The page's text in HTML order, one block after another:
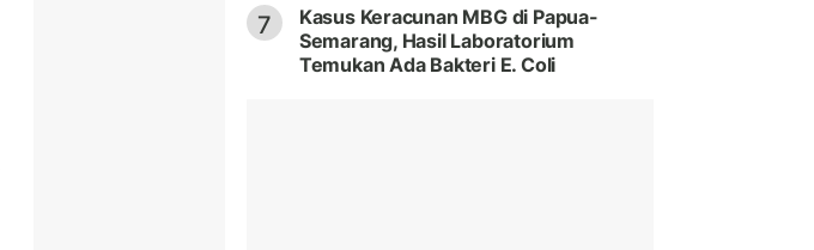
7
Kasus Keracunan MBG di Papua-
Semarang, Hasil Laboratorium
Temukan Ada Bakteri E. Coli